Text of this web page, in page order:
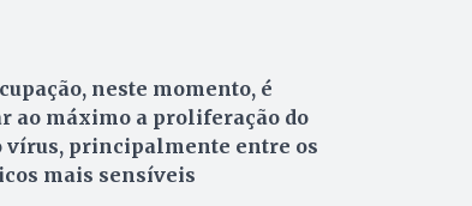
neste momento, é
ao máximo a proliferação do
vírus, principalmente entre os
mais sensíveis